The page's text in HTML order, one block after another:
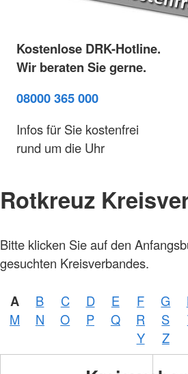
Kostenlose DRK-Hotline.
Wir beraten Sie gerne.
08000 365 000
Infos für Sie kostenfrei
rund um die Uhr
Rotkreuz
Bitte klicken Sie auf den
gesuchten Kreisverbandes.
A B C D E F G
M
N O P Q R S
Y
Z